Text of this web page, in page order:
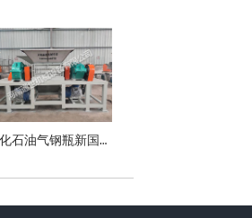
液化石油气钢瓶新国标施行 清晰五方面安全规范